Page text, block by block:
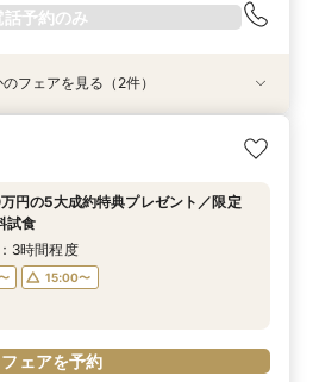
話予約のみ
相談会
15:00〜
館もお得】試食×見学しっかり体験♪特
フェアを見る（2件）
円の5大成約特典プレゼント／限定
試食
3時間程度
15:00〜
フェアを予約